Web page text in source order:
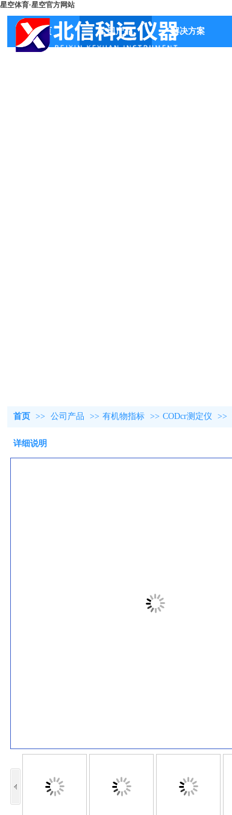
星空体育·星空官方网站
首页 公司产品 解决方案
首页 >> 公司产品 >> 有机物指标 >> CODcr测定仪 >>
详细说明